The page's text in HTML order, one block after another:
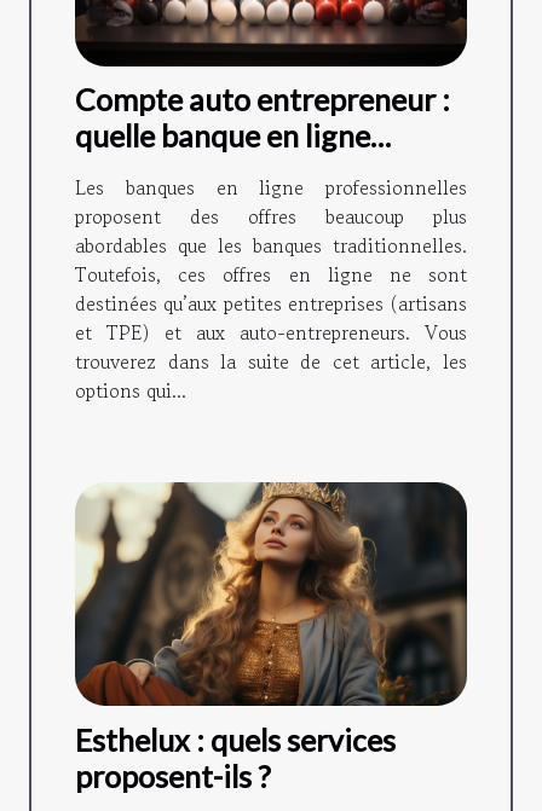
Compte auto entrepreneur :
quelle banque en ligne
choisir ?
Les banques en ligne professionnelles
proposent des offres beaucoup plus
abordables que les banques traditionnelles.
Toutefois, ces offres en ligne ne sont
destinées qu’aux petites entreprises (artisans
et TPE) et aux auto-entrepreneurs. Vous
trouverez dans la suite de cet article, les
options qui...
Esthelux : quels services
proposent-ils ?